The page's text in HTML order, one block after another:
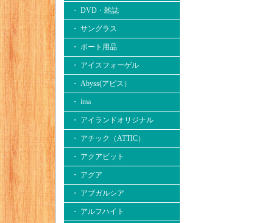
・ DVD・雑誌
・ サングラス
・ ボート用品
・ アイスフォーゲル
・ Abyss(アビス）
・ ima
・ アイランドオリジナル
・ アチック（ATTIC）
・ アクアビット
・ アグア
・ アブガルシア
・ アルフハイト